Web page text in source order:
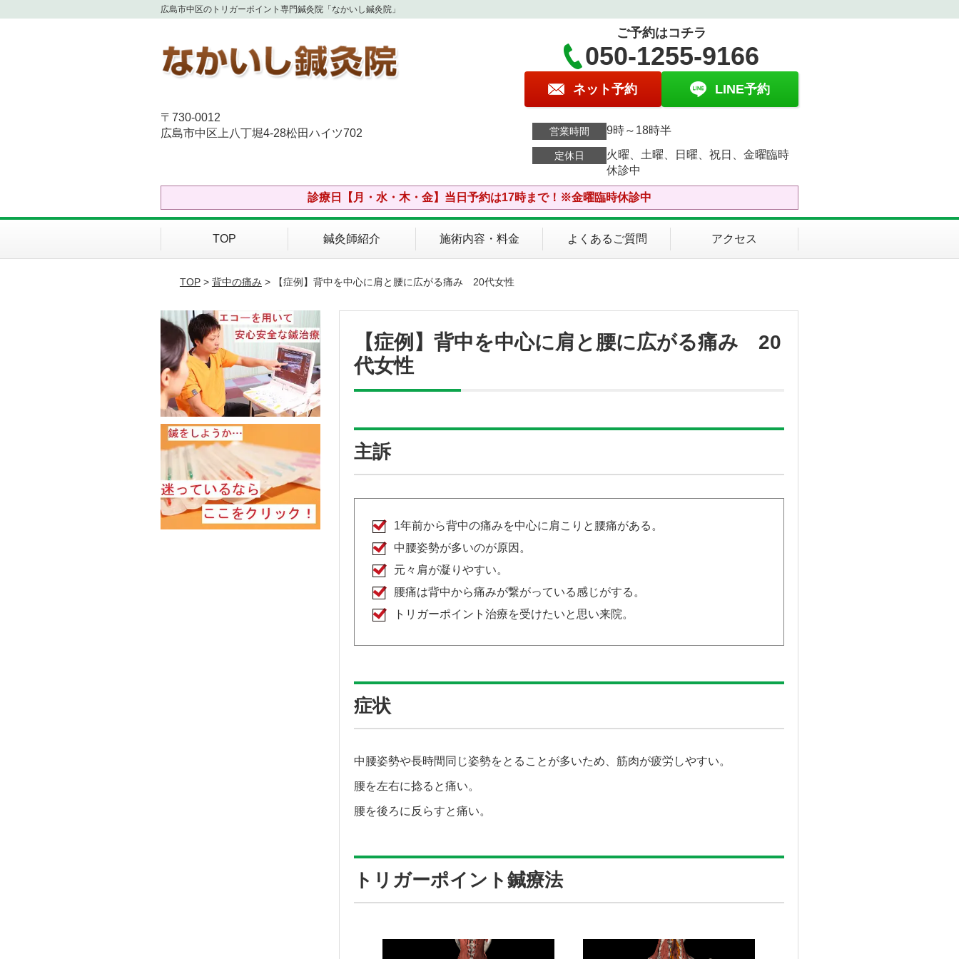
広島市中区のトリガーポイント専門鍼灸院「なかいし鍼灸院」
〒730-0012
広島市中区上八丁堀4-28松田ハイツ702
ご予約はコチラ
050-1255-9166
ネット予約 LINE予約
営業時間 9時～18時半
定休日
火曜、土曜、日曜、祝日、金曜臨時
休診中
診療日【月・水・木・金】当日予約は17時まで！※金曜臨時休診中
TOP 鍼灸師紹介 施術内容・料金 よくあるご質問 アクセス
TOP> 背中の痛み > 【症例】背中を中心に肩と腰に広がる痛み 20代女性
【症例】背中を中心に肩と腰に広がる痛み 20
代女性
主訴
1年前から背中の痛みを中心に肩こりと腰痛がある。
中腰姿勢が多いのが原因。
元々肩が凝りやすい。
腰痛は背中から痛みが繋がっている感じがする。
トリガーポイント治療を受けたいと思い来院。
症状
中腰姿勢や長時間同じ姿勢をとることが多いため、筋肉が疲労しやすい。
腰を左右に捻ると痛い。
腰を後ろに反らすと痛い。
トリガーポイント鍼療法